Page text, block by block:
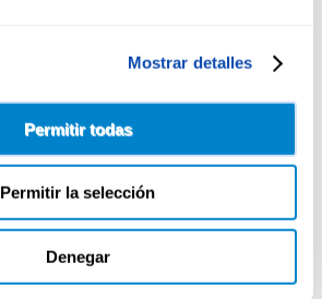
Mostrar detalles
Permitir todas
Permitir la selección
Denegar